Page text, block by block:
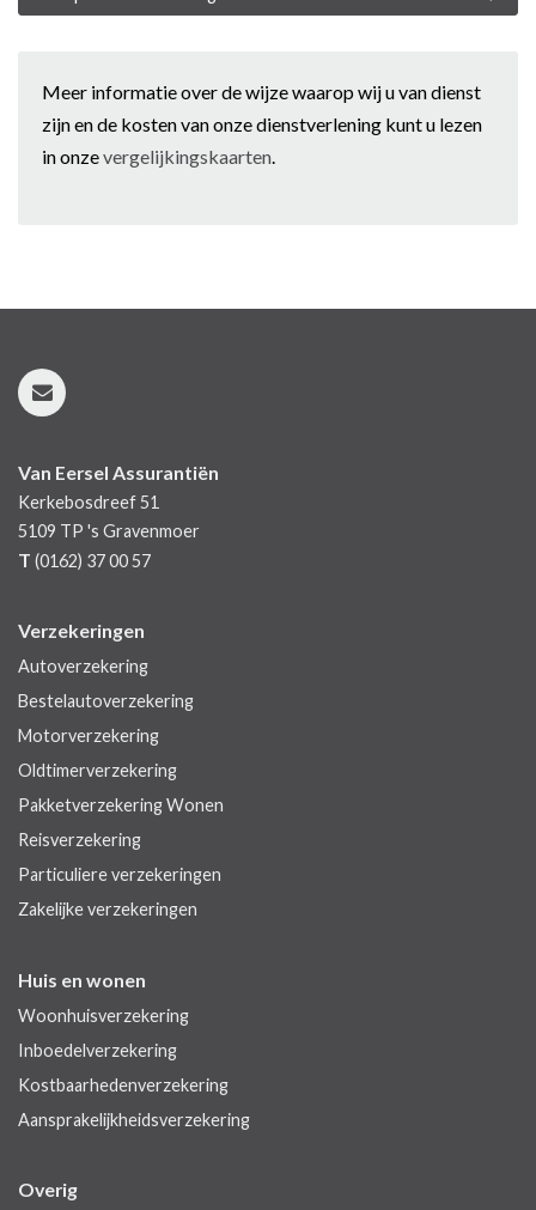
Meer informatie over de wijze waarop wij u van dienst
zijn en de kosten van onze dienstverlening kunt u lezen
in onzevergelijkingskaarten
Van Eersel Assurantiën
Kerkebosdreef 51
5109 TP 's Gravenmoer
T (0162) 37 00 57
Verzekeringen
Autoverzekering
Bestelautoverzekering
Motorverzekering
Oldtimerverzekering
Pakketverzekering Wonen
Reisverzekering
Particuliere verzekeringen
Zakelijke verzekeringen
Huis en wonen
Woonhuisverzekering
Inboedelverzekering
Kostbaarhedenverzekering
Aansprakelijkheidsverzekering
Overig